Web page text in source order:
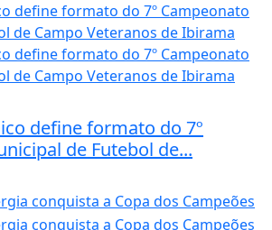
define formato do 7º
de Futebol de...